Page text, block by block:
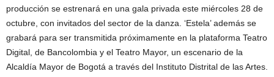
producción se estrenará en una gala privada este miércoles 28 de
octubre, con invitados del sector de la danza. ‘Estela’ además se
grabará para ser transmitida próximamente en la plataforma Teatro
Digital, de Bancolombia y el Teatro Mayor, un escenario de la
Alcaldía Mayor de Bogotá a través del Instituto Distrital de las Artes.